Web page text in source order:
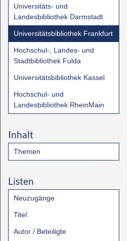
Universitäts- und
Landesbibliothek Darmstadt
Universitätsbibliothek Frankfurt
Hochschul-, Landes- und
Stadtbibliothek Fulda
Universitätsbibliothek Kassel
Hochschul- und
Landesbibliothek RheinMain
Inhalt
Themen
Listen
Neuzugänge
Titel
Autor / Beteiligte